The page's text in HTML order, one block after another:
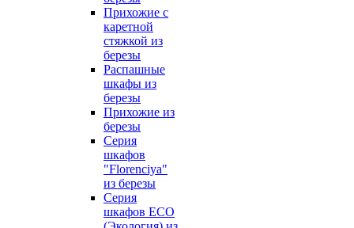
Прихожие с
каретной
стяжкой из
березы
Распашные
шкафы из
березы
Прихожие из
березы
Серия
шкафов
"Florenciya"
из березы
Серия
шкафов ECO